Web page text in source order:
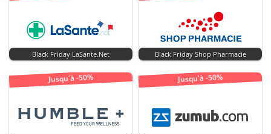
Black Friday LaSante.Net Black Friday Shop Pharmacie
Jusqu'à -50% Jusqu'à -50%